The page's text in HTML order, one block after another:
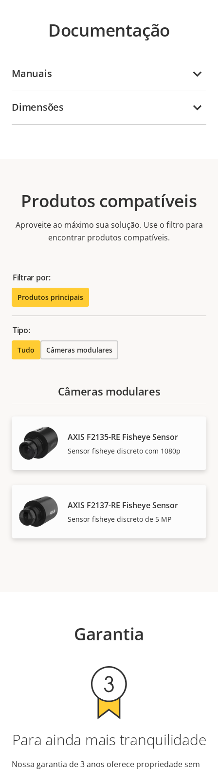
Documentação
Manuais
Dimensões
Produtos compatíveis
Aproveite ao máximo sua solução. Use o filtro para
encontrar produtos compatíveis.
Filtrar por:
Produtos principais
Tipo:
Tudo Câmeras modulares
Câmeras modulares
AXIS F2135-RE Fisheye Sensor
Sensor fisheye discreto com 1080p
AXIS F2137-RE Fisheye Sensor​
Sensor fisheye discreto de 5 MP
Garantia
Para ainda mais tranquilidade
Nossa garantia de 3 anos oferece propriedade sem